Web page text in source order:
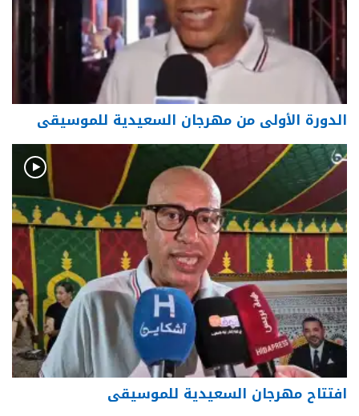
الدورة الأولى من مهرجان السعيدية للموسيقى
افتتاح مهرجان السعيدية للموسيقى